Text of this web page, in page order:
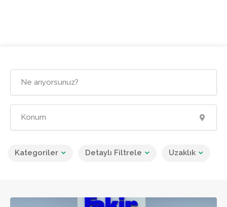
Kategoriler Detaylı Filtrele Uzaklık